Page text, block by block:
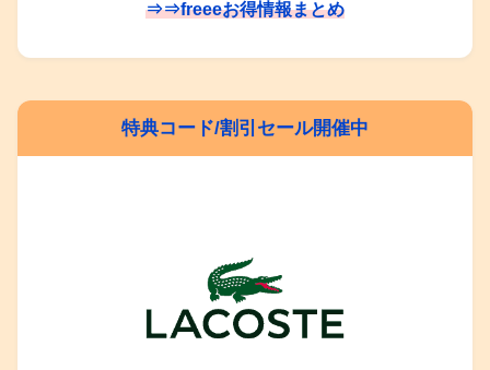
⇒⇒freeeお得情報まとめ
特典コード/割引セール開催中